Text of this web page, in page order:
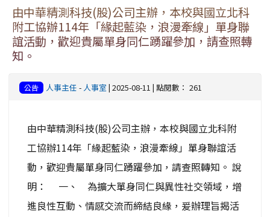
由中華精測科技(股)公司主辦，本校與國立北科
附工協辦114年「緣起藍染，浪漫牽線」單身聯
誼活動，歡迎貴屬單身同仁踴躍參加，請查照轉
知。
公告 人事主任 - 人事室 | 2025-08-11 | 點閱數： 261
由中華精測科技(股)公司主辦，本校與國立北科附
工協辦114年「緣起藍染，浪漫牽線」單身聯誼活
動，歡迎貴屬單身同仁踴躍參加，請查照轉知。 說
明： 一、 為擴大單身同仁與異性社交領域，增
進良性互動、情感交流而締結良緣，爰辦理旨揭活